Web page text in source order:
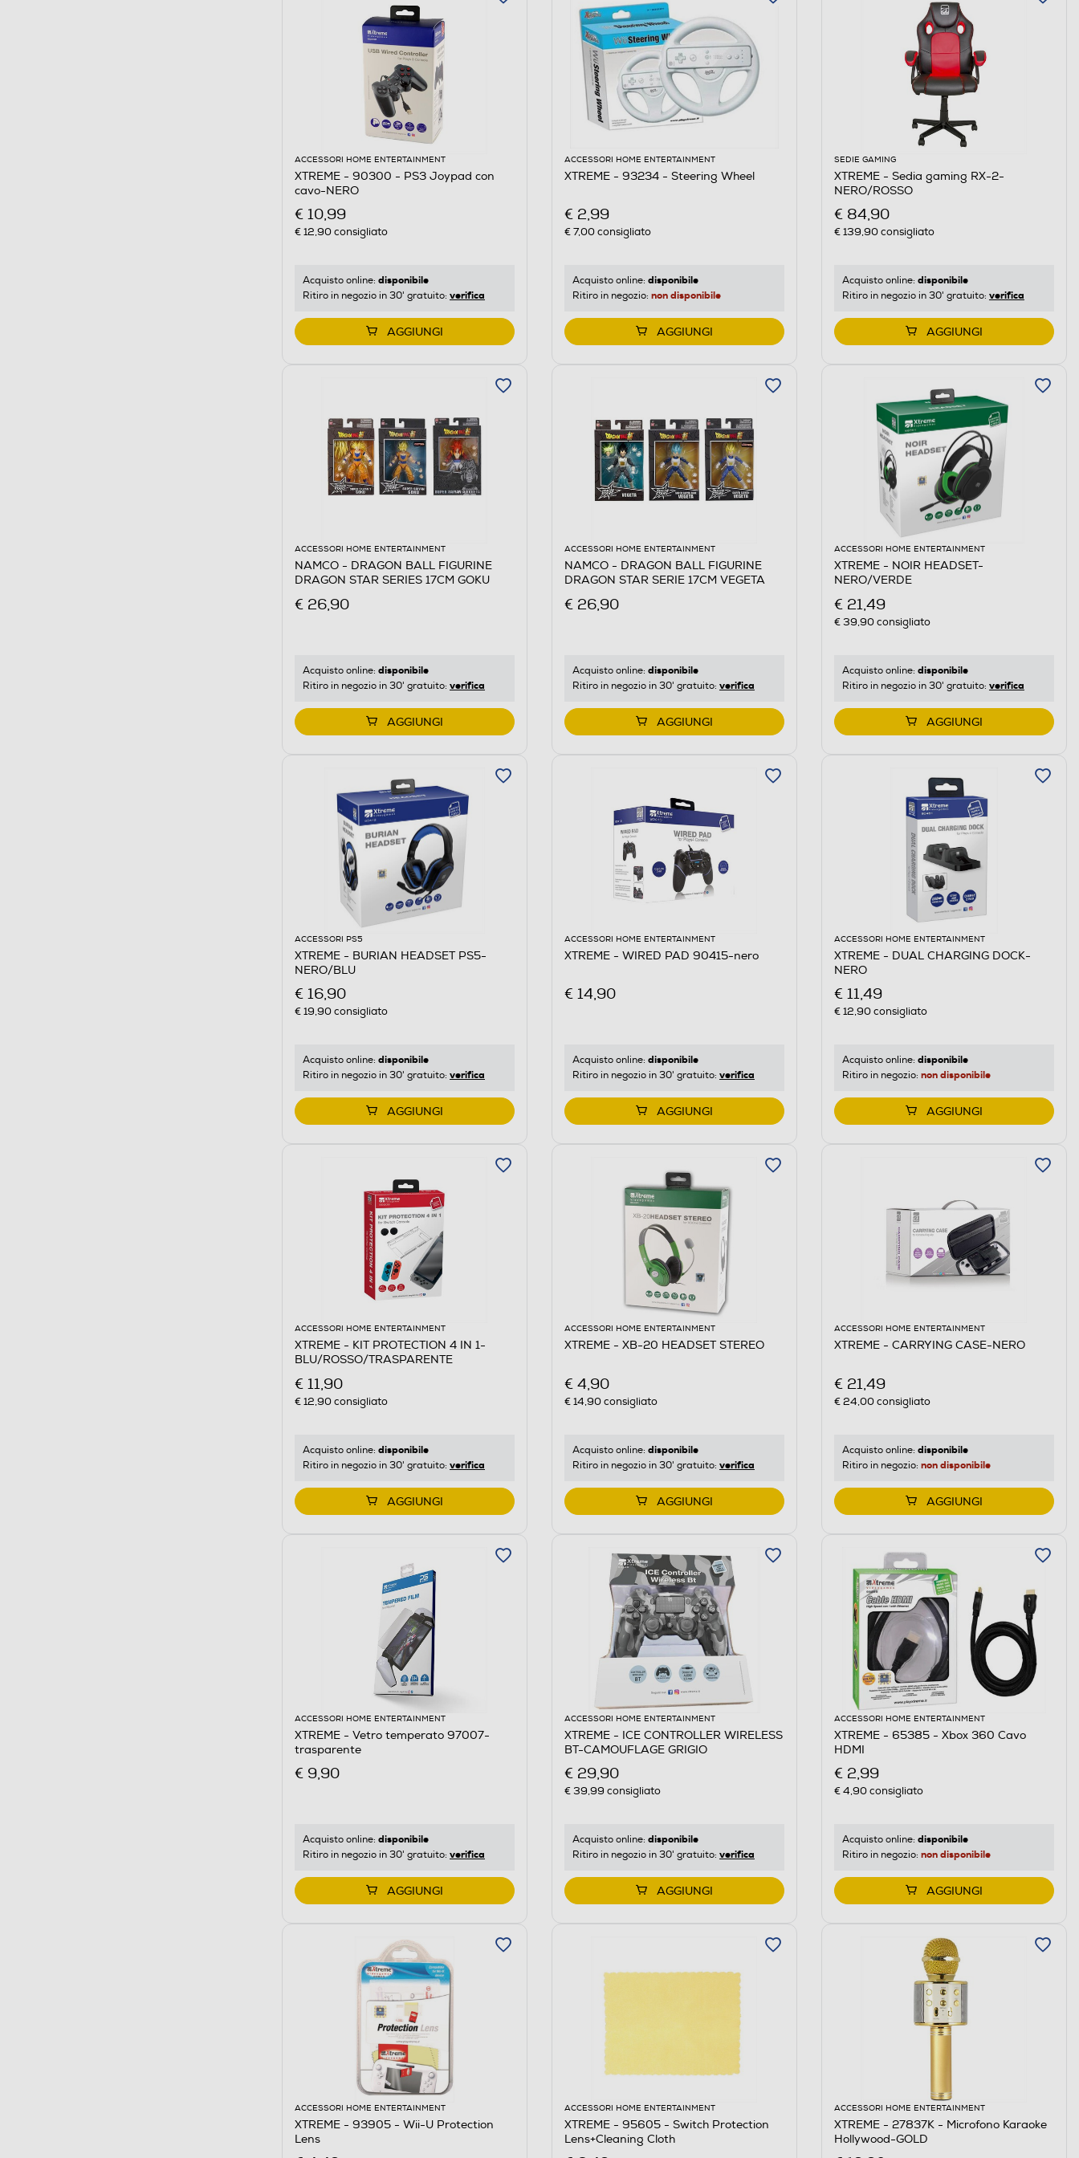
ACCESSORI HOME ENTERTAINMENT
XTREME - 90300 - PS3 Joypad con
cavo-NERO
€ 10,99
€ 12,90consigliato
Acquisto online: disponibile
Ritiro in negozio in 30' gratuito: verifica
AGGIUNGI
ACCESSORI HOME ENTERTAINMENT
XTREME - 93234 - Steering Wheel
€ 2,99
€ 7,00consigliato
Acquisto online: disponibile
Ritiro in negozio: non disponibile
AGGIUNGI
SEDIE GAMING
XTREME - Sedia gaming RX-2-
NERO/ROSSO
€ 84,90
€ 139,90consigliato
Acquisto online: disponibile
Ritiro in negozio in 30' gratuito: verifica
AGGIUNGI
ACCESSORI HOME ENTERTAINMENT
NAMCO - DRAGON BALL FIGURINE
DRAGON STAR SERIES 17CM GOKU
€ 26,90
Acquisto online: disponibile
Ritiro in negozio in 30' gratuito: verifica
AGGIUNGI
ACCESSORI HOME ENTERTAINMENT
NAMCO - DRAGON BALL FIGURINE
DRAGON STAR SERIE 17CM VEGETA
€ 26,90
Acquisto online: disponibile
Ritiro in negozio in 30' gratuito: verifica
AGGIUNGI
ACCESSORI HOME ENTERTAINMENT
XTREME - NOIR HEADSET-
NERO/VERDE
€ 21,49
€ 39,90consigliato
Acquisto online: disponibile
Ritiro in negozio in 30' gratuito: verifica
AGGIUNGI
ACCESSORI PS5
XTREME - BURIAN HEADSET PS5-
NERO/BLU
€ 16,90
€ 19,90consigliato
Acquisto online: disponibile
Ritiro in negozio in 30' gratuito: verifica
AGGIUNGI
ACCESSORI HOME ENTERTAINMENT
XTREME - WIRED PAD 90415-nero
€ 14,90
Acquisto online: disponibile
Ritiro in negozio in 30' gratuito: verifica
AGGIUNGI
ACCESSORI HOME ENTERTAINMENT
XTREME - DUAL CHARGING DOCK-
NERO
€ 11,49
€ 12,90consigliato
Acquisto online: disponibile
Ritiro in negozio: non disponibile
AGGIUNGI
ACCESSORI HOME ENTERTAINMENT
XTREME - KIT PROTECTION 4 IN 1-
BLU/ROSSO/TRASPARENTE
€ 11,90
€ 12,90consigliato
Acquisto online: disponibile
Ritiro in negozio in 30' gratuito: verifica
AGGIUNGI
ACCESSORI HOME ENTERTAINMENT
XTREME - XB-20 HEADSET STEREO
€ 4,90
€ 14,90consigliato
Acquisto online: disponibile
Ritiro in negozio in 30' gratuito: verifica
AGGIUNGI
ACCESSORI HOME ENTERTAINMENT
XTREME - CARRYING CASE-NERO
€ 21,49
€ 24,00consigliato
Acquisto online: disponibile
Ritiro in negozio: non disponibile
AGGIUNGI
ACCESSORI HOME ENTERTAINMENT
XTREME - Vetro temperato 97007-
trasparente
€ 9,90
Acquisto online: disponibile
Ritiro in negozio in 30' gratuito: verifica
AGGIUNGI
ACCESSORI HOME ENTERTAINMENT
XTREME - ICE CONTROLLER WIRELESS
BT-CAMOUFLAGE GRIGIO
€ 29,90
€ 39,99 consigliato
Acquisto online: disponibile
Ritiro in negozio in 30' gratuito: verifica
AGGIUNGI
ACCESSORI HOME ENTERTAINMENT
XTREME - 65385 - Xbox 360 Cavo
HDMI
€ 2,99
€ 4,90consigliato
Acquisto online: disponibile
Ritiro in negozio: non disponibile
AGGIUNGI
ACCESSORI HOME ENTERTAINMENT
XTREME - 93905 - Wii-U Protection
Lens
ACCESSORI HOME ENTERTAINMENT
XTREME - 95605 - Switch Protection
Lens+Cleaning Cloth
ACCESSORI HOME ENTERTAINMENT
XTREME - 27837K - Microfono Karaoke
Hollywood-GOLD